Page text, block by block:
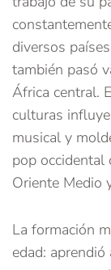
diversos
también pasó
África central.
culturas
musical y
pop occidental
Oriente Medio
La formación
edad: